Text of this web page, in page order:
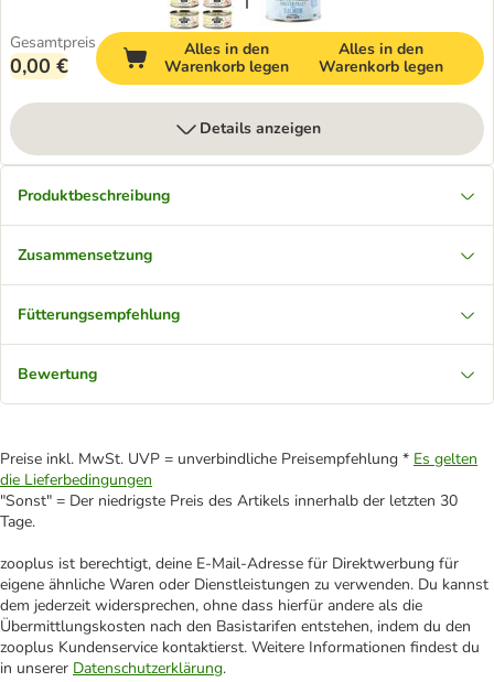
Gesamtpreis
0,00 €
Alles in den
Warenkorb legen
Alles in den
Warenkorb legen
Details anzeigen
Produktbeschreibung
Zusammensetzung
Fütterungsempfehlung
Bewertung
Preise inkl. MwSt. UVP = unverbindliche Preisempfehlung * Es gelten
die Lieferbedingungen
"Sonst" = Der niedrigste Preis des Artikels innerhalb der letzten 30
Tage.
zooplus ist berechtigt, deine E-Mail-Adresse für Direktwerbung für
eigene ähnliche Waren oder Dienstleistungen zu verwenden. Du kannst
dem jederzeit widersprechen, ohne dass hierfür andere als die
Übermittlungskosten nach den Basistarifen entstehen, indem du den
zooplus Kundenservice kontaktierst. Weitere Informationen findest du
in unserer Datenschutzerklärung.